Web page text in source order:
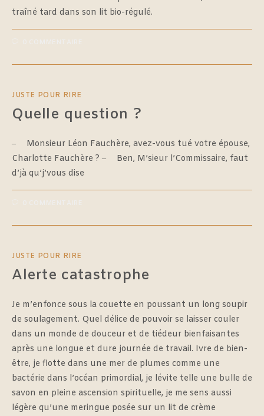
traîné tard dans son lit bio-régulé.
JUSTE POUR RIRE
Quelle question ?
‒ Monsieur Léon Fauchère, avez-vous tué votre épouse,
Charlotte Fauchère ? ‒ Ben, M’sieur l’Commissaire, faut
d’jà qu’j’vous dise
JUSTE POUR RIRE
Alerte catastrophe
Je m’enfonce sous la couette en poussant un long soupir
de soulagement. Quel délice de pouvoir se laisser couler
dans un monde de douceur et de tiédeur bienfaisantes
après une longue et dure journée de travail. Ivre de bien-
être, je flotte dans une mer de plumes comme une
bactérie dans l’océan primordial, je lévite telle une bulle de
savon en pleine ascension spirituelle, je me sens aussi
légère qu’une meringue posée sur un lit de crème